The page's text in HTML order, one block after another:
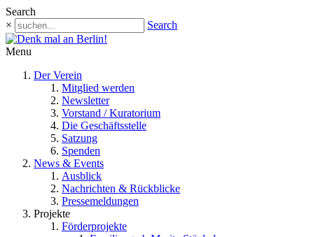
Search
×
Search
Menu
Der Verein
Mitglied werden
Newsletter
Vorstand / Kuratorium
Die Geschäftsstelle
Satzung
Spenden
News & Events
Ausblick
Nachrichten & Rückblicke
Pressemeldungen
Projekte
Förderprojekte